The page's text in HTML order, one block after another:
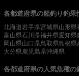
各都道府県の船釣り釣果
北海道岩手県宮城県山形県
富山県石川県福井県愛知県
岡山県山口県鳥取県島根県
大分県 鹿児島県沖縄県
各都道府県の人気魚種の